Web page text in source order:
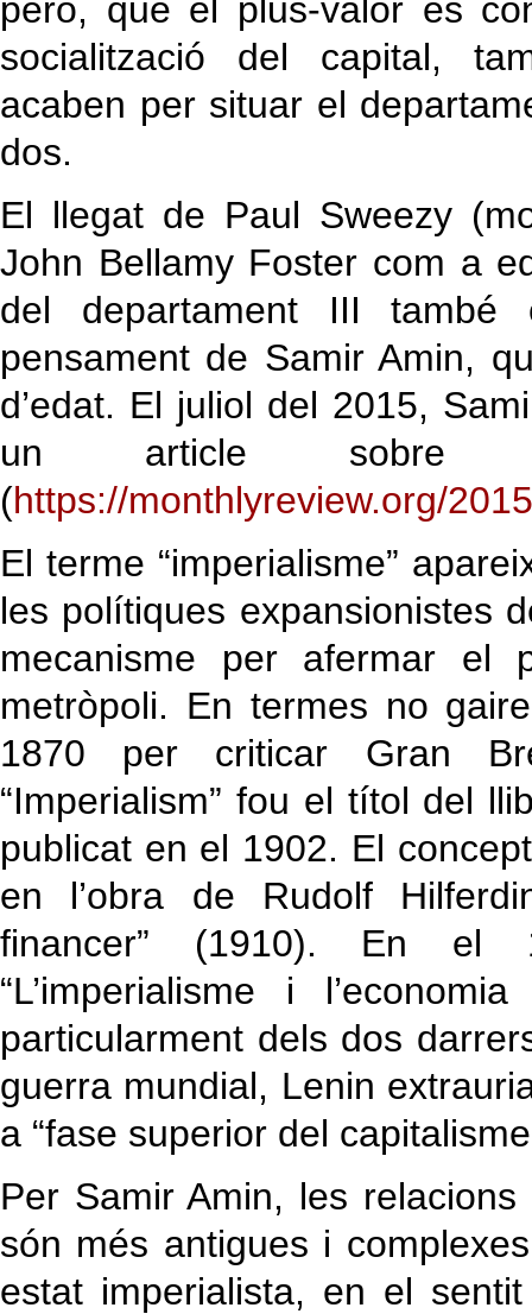
però, que el plus-valor es
socialització del capital,
acaben per situar el
dos.
El llegat de Paul Sweezy
John Bellamy Foster com a
del departament III
pensament de Samir Amin,
d’edat. El juliol del 2015,
un article sobre
(https://monthlyreview.org/
El terme “imperialisme”
les polítiques expansionistes
mecanisme per afermar el
metròpoli. En termes no
1870 per criticar Gran
“Imperialism” fou el títol del
publicat en el 1902. El
en l’obra de Rudolf
financer” (1910). En el
“L’imperialisme i
particularment dels dos
guerra mundial, Lenin
a “fase superior del
Per Samir Amin, les
són més antigues i
estat imperialista, en el